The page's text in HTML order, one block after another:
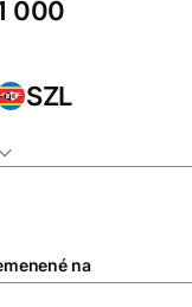
SZL
na